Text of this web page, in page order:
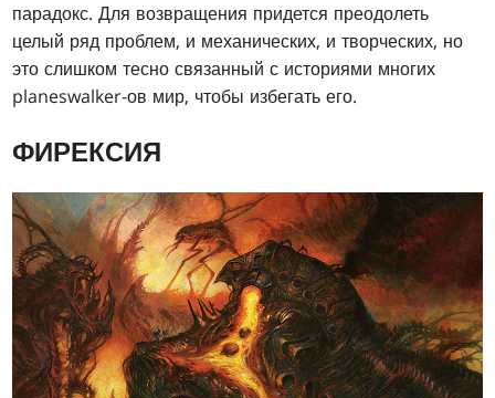
парадокс. Для возвращения придется преодолеть
целый ряд проблем, и механических, и творческих, но
это слишком тесно связанный с историями многих
planeswalker-ов мир, чтобы избегать его.
ФИРЕКСИЯ